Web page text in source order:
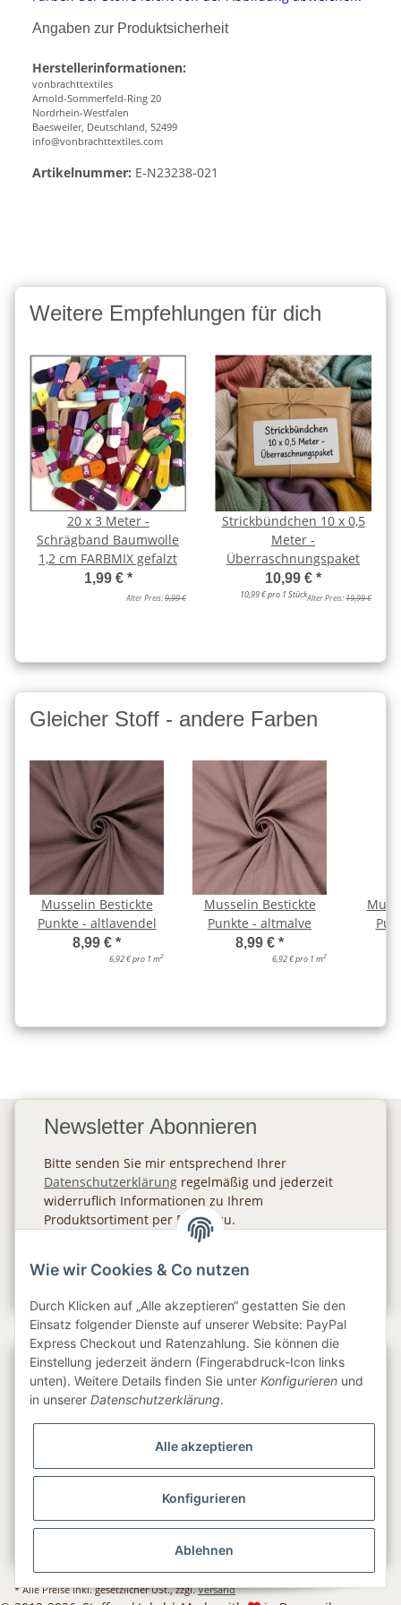
Angaben zur Produktsicherheit
Herstellerinformationen:
vonbrachttextiles
Arnold-Sommerfeld-Ring 20
Nordrhein-Westfalen
Baesweiler, Deutschland, 52499
info@vonbrachttextiles.com
Artikelnummer: E-N23238-021
Weitere Empfehlungen für dich
20 x 3 Meter -
Schrägband Baumwolle
1,2 cm FARBMIX gefalzt
1,99 € *
Alter Preis:9,99 €
Strickbündchen 10 x 0,5
Meter -
Überraschnungspaket
10,99 € *
10,99 € pro 1 StückAlter Preis:19,99 €
Gleicher Stoff - andere Farben
Musselin Bestickte
Punkte - altlavendel
8,99 € *
6,92 € pro 1 m2
Musselin Bestickte
Punkte - altmalve
8,99 € *
6,92 € pro 1 m2
Newsletter Abonnieren
Bitte senden Sie mir entsprechend Ihrer
Datenschutzerklärung regelmäßig und jederzeit
widerruflich Informationen zu Ihrem
Produktsortiment per E-Mail zu.
Gesetzliche Informationen
* Alle Preise inkl. gesetzlicher USt., zzgl.Versand
Wie wir Cookies & Co nutzen
Durch Klicken auf „Alle akzeptieren“ gestatten Sie den
Einsatz folgender Dienste auf unserer Website: PayPal
Express Checkout und Ratenzahlung. Sie können die
Einstellung jederzeit ändern (Fingerabdruck-Icon links
unten). Weitere Details finden Sie unter Konfigurieren und
in unserer Datenschutzerklärung.
Alle akzeptieren
Konfigurieren
Ablehnen